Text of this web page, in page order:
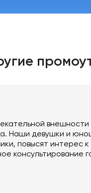
внешности
Наши девушки и
повысят интерес к
консультирование